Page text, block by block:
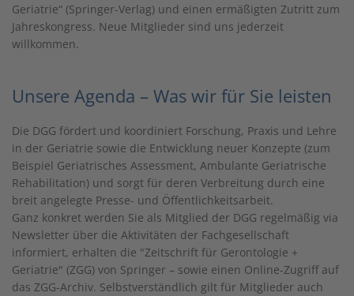
Geriatrie“ (Springer-Verlag) und einen ermäßigten Zutritt zum
Jahreskongress. Neue Mitglieder sind uns jederzeit
willkommen.
Unsere Agenda – Was wir für Sie leisten
Die DGG fördert und koordiniert Forschung, Praxis und Lehre
in der Geriatrie sowie die Entwicklung neuer Konzepte (zum
Beispiel Geriatrisches Assessment, Ambulante Geriatrische
Rehabilitation) und sorgt für deren Verbreitung durch eine
breit angelegte Presse- und Öffentlichkeitsarbeit.
Ganz konkret werden Sie als Mitglied der DGG regelmäßig via
Newsletter über die Aktivitäten der Fachgesellschaft
informiert, erhalten die "Zeitschrift für Gerontologie +
Geriatrie" (ZGG) von Springer – sowie einen Online-Zugriff auf
das ZGG-Archiv. Selbstverständlich gilt für Mitglieder auch